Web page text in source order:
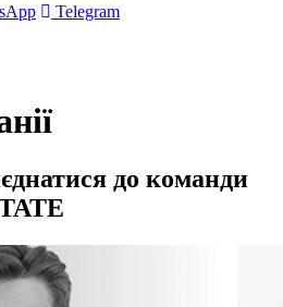
Telegram
до команди